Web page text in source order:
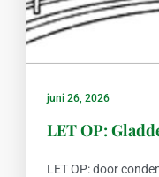
juni 26, 2026
LET OP:
LET OP: door